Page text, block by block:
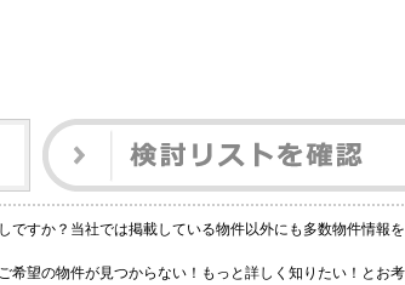
ですか？当社では掲載している物件以外にも多数物件情報
希望の物件が見つからない！もっと詳しく知りたい！とお